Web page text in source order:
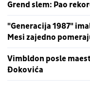
Grend slem: Pao
"Generacija 1987"
Mesi zajedno
Vimbldon posle
Đokovića